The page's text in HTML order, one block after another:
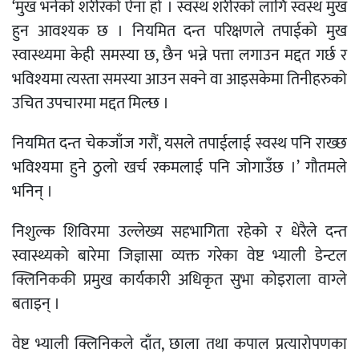
‘मुख भनेको शरीरको ऐना हो । स्वस्थ शरीरको लागि स्वस्थ मुख
हुन आवश्यक छ । नियमित दन्त परिक्षणले तपाईको मुख
स्वास्थ्यमा केही समस्या छ, छैन भन्ने पत्ता लगाउन मद्दत गर्छ र
भविश्यमा त्यस्ता समस्या आउन सक्ने वा आइसकेमा तिनीहरुको
उचित उपचारमा मद्दत मिल्छ ।
नियमित दन्त चेकजाँज गरौं, यसले तपाईलाई स्वस्थ पनि राख्छ
भविश्यमा हुने ठुलो खर्च रकमलाई पनि जोगाउँछ ।’ गौतमले
भनिन् ।
निशुल्क शिविरमा उल्लेख्य सहभागिता रहेको र धेरैले दन्त
स्वास्थ्यको बारेमा जिज्ञासा व्यक्त गरेका वेष्ट भ्याली डेन्टल
क्लिनिककी प्रमुख कार्यकारी अधिकृत सुभा कोइराला वाग्ले
बताइन् ।
वेष्ट भ्याली क्लिनिकले दाँत, छाला तथा कपाल प्रत्यारोपणका